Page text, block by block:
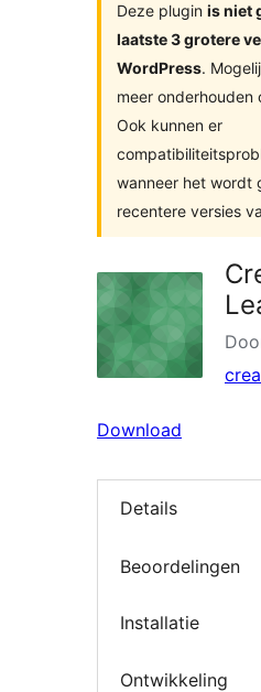
Deze plugin is niet
laatste 3 grotere
WordPress.
meer onderhouden
Ook kunnen er
wanneer het wordt
recentere versies
Download
Details
Beoordelingen
Installatie
Ontwikkeling